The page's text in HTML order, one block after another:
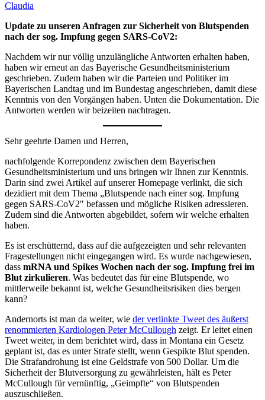
Claudia
Update zu unseren Anfragen zur Sicherheit von Blutspenden
nach der sog. Impfung gegen SARS-CoV2:
Nachdem wir nur völlig unzulängliche Antworten erhalten haben,
haben wir erneut an das Bayerische Gesundheitsministerium
geschrieben. Zudem haben wir die Parteien und Politiker im
Bayerischen Landtag und im Bundestag angeschrieben, damit diese
Kenntnis von den Vorgängen haben. Unten die Dokumentation. Die
Antworten werden wir beizeiten nachtragen.
Sehr geehrte Damen und Herren,
nachfolgende Korrepondenz zwischen dem Bayerischen
Gesundheitsministerium und uns bringen wir Ihnen zur Kenntnis.
Darin sind zwei Artikel auf unserer Homepage verlinkt, die sich
dezidiert mit dem Thema „Blutspende nach einer sog. Impfung
gegen SARS-CoV2″ befassen und mögliche Risiken adressieren.
Zudem sind die Antworten abgebildet, sofern wir welche erhalten
haben.
Es ist erschütternd, dass auf die aufgezeigten und sehr relevanten
Fragestellungen nicht eingegangen wird. Es wurde nachgewiesen,
dass mRNA und Spikes Wochen nach der sog. Impfung frei im
Blut zirkulieren. Was bedeutet das für eine Blutspende, wo
mittlerweile bekannt ist, welche Gesundheitsrisiken dies bergen
kann?
Andernorts ist man da weiter, wie der verlinkte Tweet des äußerst
renommierten Kardiologen Peter McCullough zeigt. Er leitet einen
Tweet weiter, in dem berichtet wird, dass in Montana ein Gesetz
geplant ist, das es unter Strafe stellt, wenn Gespikte Blut spenden.
Die Strafandrohung ist eine Geldstrafe von 500 Dollar. Um die
Sicherheit der Blutversorgung zu gewährleisten, hält es Peter
McCullough für vernünftig, „Geimpfte“ von Blutspenden
auszuschließen.